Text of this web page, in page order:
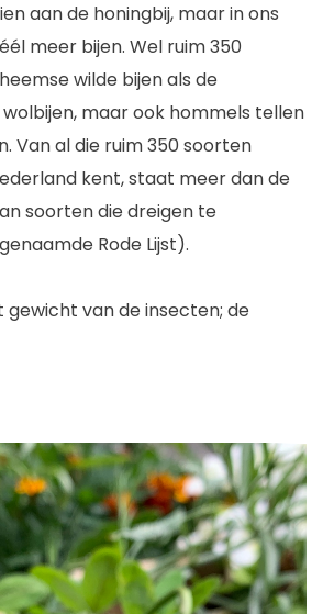
aan de honingbij, maar in ons
meer bijen. Wel ruim 350
wilde bijen als de
maar ook hommels tellen
Van al die ruim 350 soorten
kent, staat meer dan de
soorten die dreigen te
Rode Lijst).
gewicht van de insecten; de